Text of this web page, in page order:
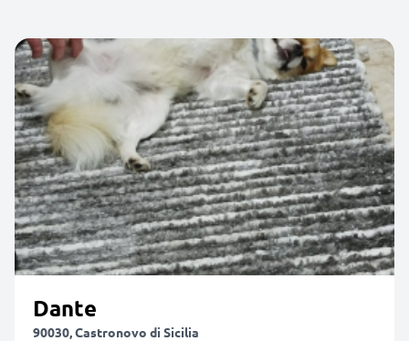
Dante
90030, Castronovo di Sicilia